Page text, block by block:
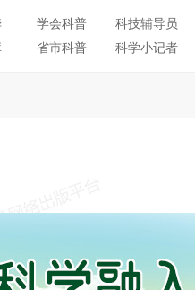
学会科普 科技辅导员
省市科普 科学小记者